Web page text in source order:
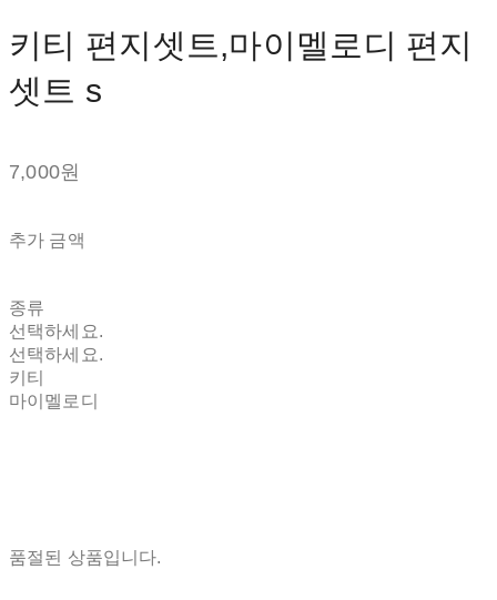
키티 편지셋트,마이멜로디 편지
셋트 s
7,000원
추가 금액
종류
선택하세요.
선택하세요.
키티
마이멜로디
품절된 상품입니다.